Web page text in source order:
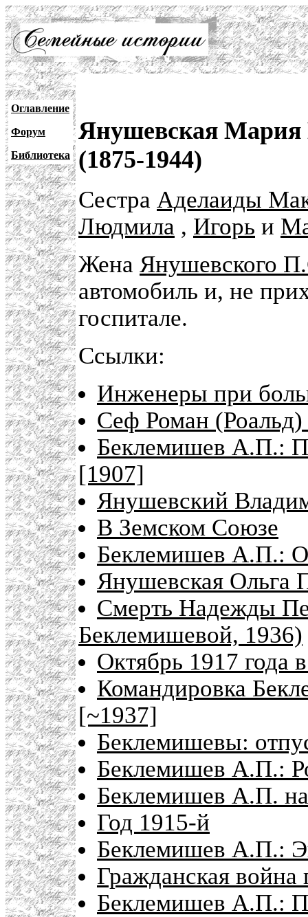
Оглавление
Форум
Библиотека
Янушевская Мария
(1875-1944)
Сестра Аделаиды
Людмила , Игорь и
Жена Янушевского
автомобиль и, не
госпитале.
Ссылки:
Инженеры при
Сеф Роман
Беклемишев А.П.:
[1907]
Янушевский
В Земском Союзе
Беклемишев А.П.:
Янушевская Ольга
Смерть Надежды
Беклемишевой, 1936)
Октябрь 1917 года
Командировка
[~1937]
Беклемишевы:
Беклемишев А.П.:
Беклемишев А.П.
Год 1915-й
Беклемишев А.П.:
Гражданская война
Беклемишев А.П.: